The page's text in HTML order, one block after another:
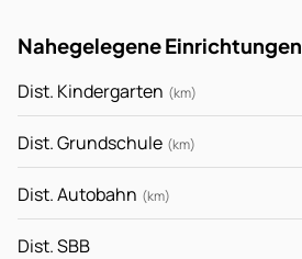
Nahegelegene Einrichtungen
Dist. Kindergarten (km)
Dist. Grundschule (km)
Dist. Autobahn (km)
Dist. SBB